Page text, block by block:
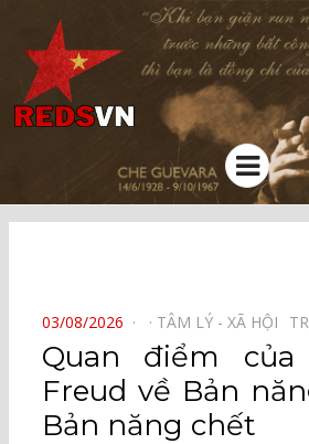
Kênh chia sẻ tri thức cộng đồng
Menu
POSTED
ON
03/08/2026 TÂM LÝ - XÃ HỘI⠀
Quan điểm của
Freud về Bản
Bản năng chết